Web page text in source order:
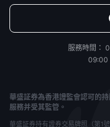
服務時間：
09:00
華盛証券為香港證監會認可的
服務并受其監管。
華盛証券持有證券交易牌照（第1